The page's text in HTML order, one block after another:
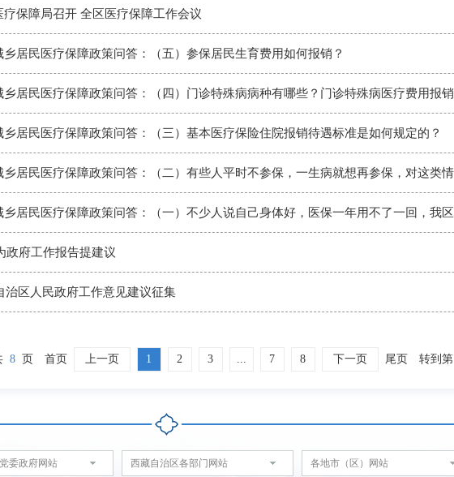
疗保障局召开 全区医疗保障工作会议
居民医疗保障政策问答：（五）参保居民生育费用如何报销？
居民医疗保障政策问答：（三）基本医疗保险住院报销待遇标准是如何规定的？
政府工作报告提建议
治区人民政府工作意见建议征集
8 页 首页 上一页 1 2 3 ... 7 8 下一页 尾页 转到第
委政府网站 西藏自治区各部门网站 各地市（区）网站